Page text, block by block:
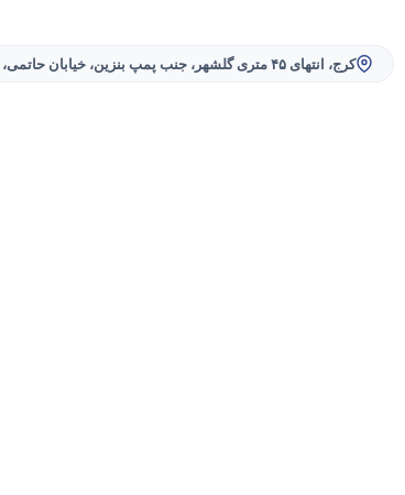
کرج، انتهای ۴۵ متری گلشهر، جنب پمپ بنزین، خیابان حاتمی، پلاک ۳۵